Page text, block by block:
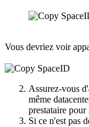
Vous devriez voir
Assurez-vous
même
prestataire pour
Si ce n'est pas